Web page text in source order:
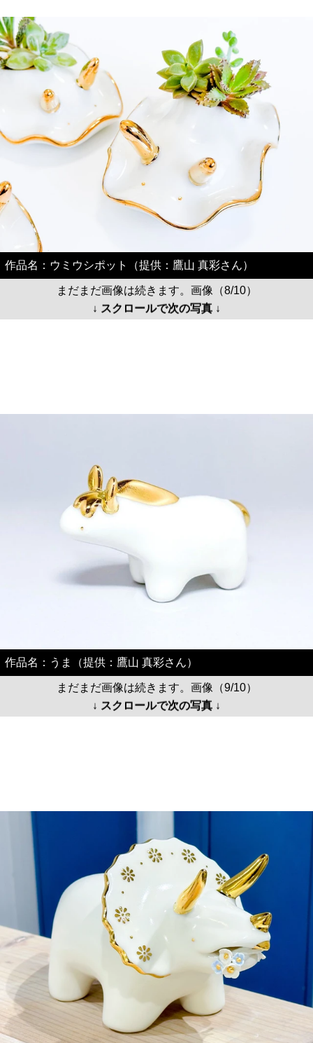
作品名：ウミウシポット（提供：鷹山 真彩さん）
まだまだ画像は続きます。画像（8/10）
↓ スクロールで次の写真 ↓
作品名：うま（提供：鷹山 真彩さん）
まだまだ画像は続きます。画像（9/10）
↓ スクロールで次の写真 ↓